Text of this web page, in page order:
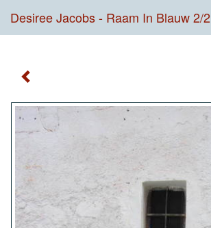
Desiree Jacobs - Raam In Blauw 2/2